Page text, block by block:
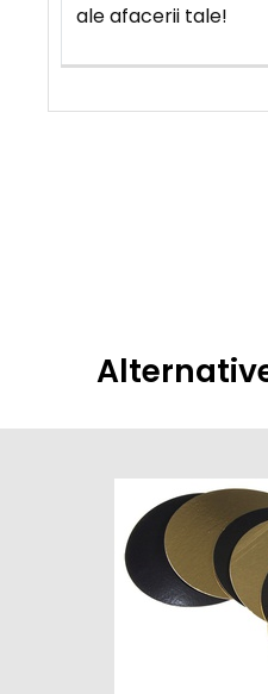
ale afacerii tale!